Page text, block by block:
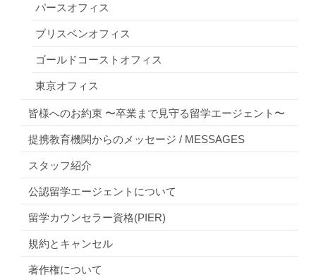
パースオフィス
ブリスベンオフィス
ゴールドコーストオフィス
東京オフィス
皆様へのお約束 〜卒業まで見守る留学エージェント〜
提携教育機関からのメッセージ / MESSAGES
スタッフ紹介
公認留学エージェントについて
留学カウンセラー資格(PIER)
規約とキャンセル
著作権について